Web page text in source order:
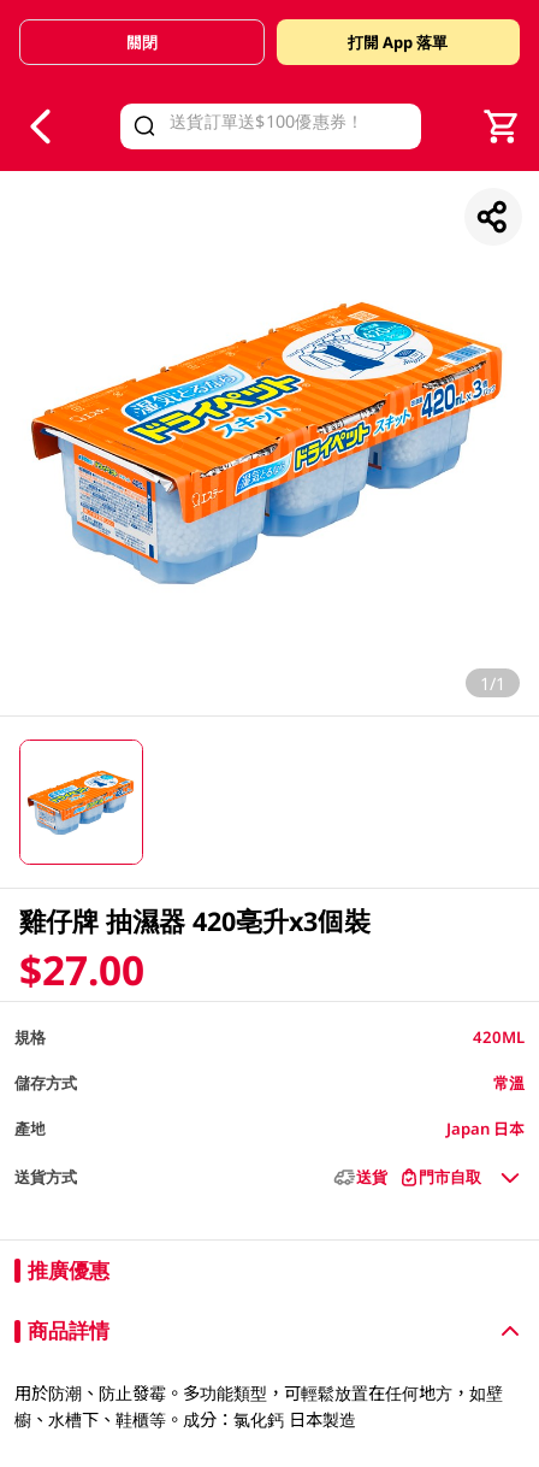
Valid Until 30 June 2026
關閉 打開 App 落單
1/1
雞仔牌 抽濕器 420亳升x3個裝
$27.00
規格 420ML
儲存方式 常溫
產地 Japan 日本
送貨方式 送貨 門市自取
推廣優惠
商品詳情
用於防潮、防止發霉。多功能類型，可輕鬆放置在任何地方，如壁
櫥、水槽下、鞋櫃等。成分：氯化鈣 日本製造